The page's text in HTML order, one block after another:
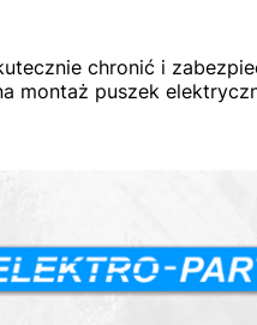
chronić i
montaż puszek